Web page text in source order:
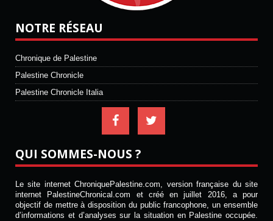
NOTRE RÉSEAU
Chronique de Palestine
Palestine Chronicle
Palestine Chronicle Italia
QUI SOMMES-NOUS ?
Le site internet ChroniquePalestine.com, version française du site
internet PalestineChronical.com et créé en juillet 2016, a pour
objectif de mettre à disposition du public francophone, un ensemble
d’informations et d’analyses sur la situation en Palestine occupée.